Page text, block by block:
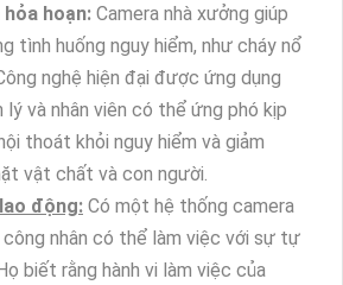
hoạn: Camera nhà xưởng giúp
tình huống nguy hiểm, như cháy nổ
nghệ hiện đại được ứng dụng
lý và nhân viên có thể ứng phó kịp
thoát khỏi nguy hiểm và giảm
vật chất và con người.
động: Có một hệ thống camera
công nhân có thể làm việc với sự tự
biết rằng hành vi làm việc của